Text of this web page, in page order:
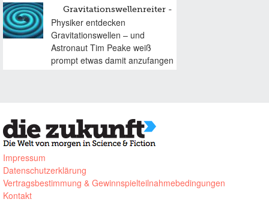
Gravitationswellenreiter
Physiker entdecken
Gravitationswellen – und
Astronaut Tim Peake weiß
prompt etwas damit anzufangen
Impressum
Datenschutzerklärung
Vertragsbestimmung & Gewinnspielteilnahmebedingungen
Kontakt